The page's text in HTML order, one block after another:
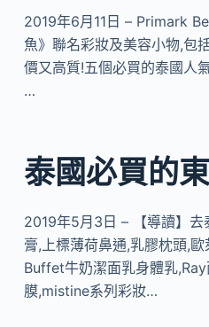
2019年6月11日 – Primark
魚》聯名彩妝及美容小物,包
價又高質!五個必買的泰國人
…
泰國必買的
2019年5月3日 – 【導讀】去
膏,上標薄荷鼻通,乳膠枕頭,
Buffet牛奶潔面乳身體乳
膜,mistine系列彩妝…